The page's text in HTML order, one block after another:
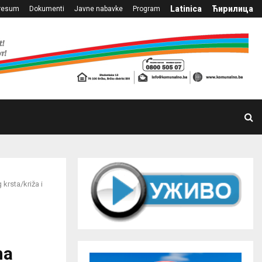
Dokumenti Javne nabavke Program Latinica Ћирилица
krsta/križa i